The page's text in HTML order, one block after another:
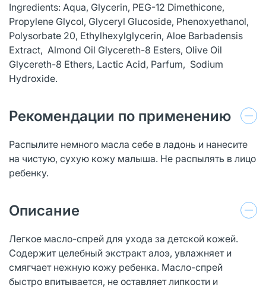
Ingredients: Aqua, Glycerin, PEG-12 Dimethicone,
Propylene Glycol, Glyceryl Glucoside, Phenoxyethanol,
Polysorbate 20, Ethylhexylglycerin, Aloe Barbadensis
Extract, Almond Oil Glycereth-8 Esters, Olive Oil
Glycereth-8 Ethers, Lactic Acid, Parfum, Sodium
Hydroxide.
Рекомендации по применению
Распылите немного масла себе в ладонь и нанесите
на чистую, сухую кожу малыша. Не распылять в лицо
ребенку.
Описание
Легкое масло-спрей для ухода за детской кожей.
Содержит целебный экстракт алоэ, увлажняет и
смягчает нежную кожу ребенка. Масло-спрей
быстро впитывается, не оставляет липкости и